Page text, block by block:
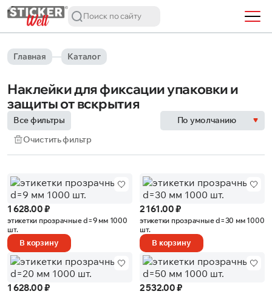
Главная Каталог
Наклейки для фиксации упаковки и
защиты от вскрытия
Все фильтры По умолчанию
Очистить фильтр
1 628.00 ₽
этикетки прозрачные d=9 мм 1000
шт.
В корзину
2 161.00 ₽
этикетки прозрачные d=30 мм 1000
шт.
В корзину
1 628.00 ₽ 2 532.00 ₽